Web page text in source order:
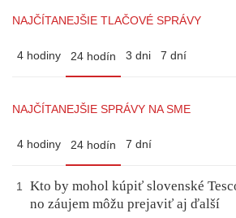
NAJČÍTANEJŠIE TLAČOVÉ SPRÁVY
4 hodiny 24 hodín 3 dni 7 dní
NAJČÍTANEJŠIE SPRÁVY NA SME
4 hodiny 24 hodín 7 dní
1
Kto by mohol kúpiť slovenské
no záujem môžu prejaviť aj ďalší